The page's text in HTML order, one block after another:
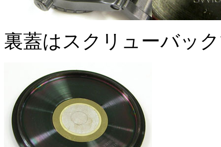
裏蓋はスクリューバッ